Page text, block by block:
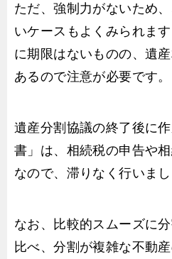
ただ、強制力がないため
いケースもよくみられま
に期限はないものの、遺
あるので注意が必要です。
遺産分割協議の終了後に
書」は、相続税の申告や
なので、滞りなく行いまし
なお、比較的スムーズに
比べ、分割が複雑な不動